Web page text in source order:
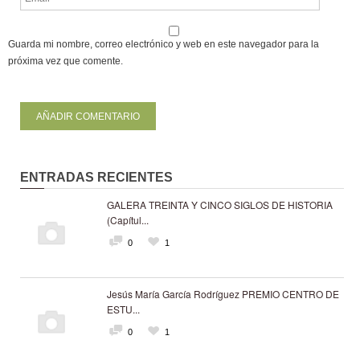
Guarda mi nombre, correo electrónico y web en este navegador para la
próxima vez que comente.
ENTRADAS RECIENTES
GALERA TREINTA Y CINCO SIGLOS DE HISTORIA
(Capítul...
0 1
Jesús María García Rodríguez PREMIO CENTRO DE
ESTU...
0 1